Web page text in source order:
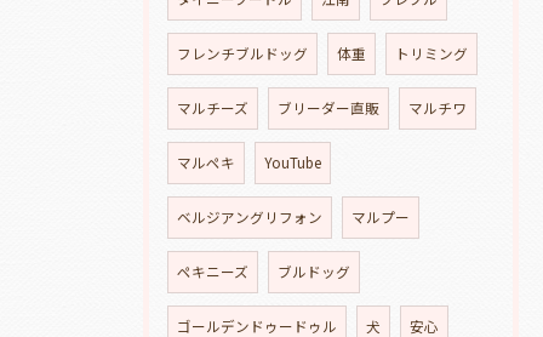
フレンチブルドッグ 体重 トリミング
マルチーズ ブリーダー直販 マルチワ
マルペキ YouTube
ベルジアングリフォン マルプー
ペキニーズ ブルドッグ
ゴールデンドゥードゥル 犬 安心